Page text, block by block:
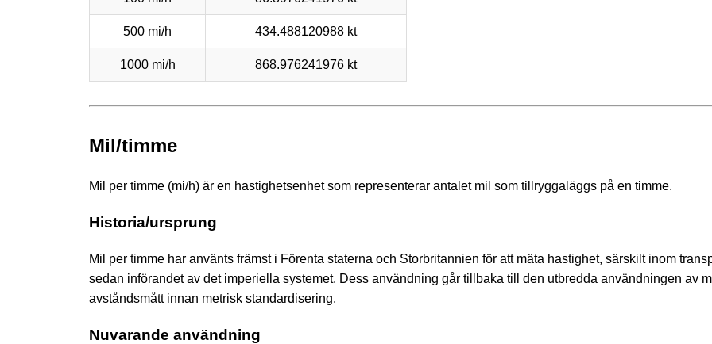
500 mi/h 434.488120988 kt
1000 mi/h 868.976241976 kt
Mil/timme
Mil per timme (mi/h) är en hastighetsenhet som representerar antalet mil som tillryggaläggs på en timme.
Historia/ursprung
Mil per timme har använts främst i Förenta staterna och Storbritannien för att mäta hastighet, särskilt inom
sedan införandet av det imperiella systemet. Dess användning går tillbaka till den utbredda användningen av
avståndsmått innan metrisk standardisering.
Nuvarande användning